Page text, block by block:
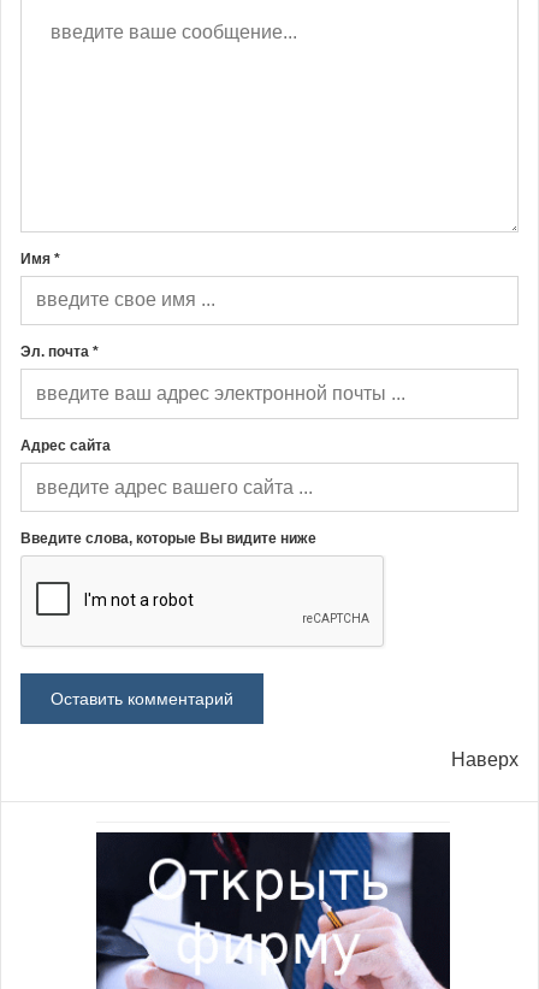
Имя *
Эл. почта *
Адрес сайта
Введите слова, которые Вы видите ниже
Наверх